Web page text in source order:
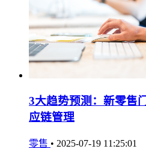
3大趋势预测：新零售
应链管理
零售 • 2025-07-19 11:25:01